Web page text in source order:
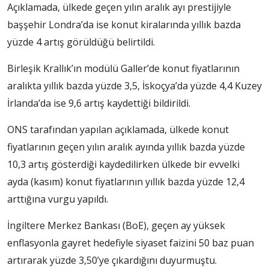
Açıklamada, ülkede geçen yılın aralık ayı prestijiyle
başşehir Londra’da ise konut kiralarında yıllık bazda
yüzde 4 artış görüldüğü belirtildi.
Birleşik Krallık’ın modülü Galler’de konut fiyatlarının
aralıkta yıllık bazda yüzde 3,5, İskoçya’da yüzde 4,4 Kuzey
İrlanda’da ise 9,6 artış kaydettiği bildirildi.
ONS tarafından yapılan açıklamada, ülkede konut
fiyatlarının geçen yılın aralık ayında yıllık bazda yüzde
10,3 artış gösterdiği kaydedilirken ülkede bir evvelki
ayda (kasım) konut fiyatlarının yıllık bazda yüzde 12,4
arttığına vurgu yapıldı.
İngiltere Merkez Bankası (BoE), geçen ay yüksek
enflasyonla gayret hedefiyle siyaset faizini 50 baz puan
artırarak yüzde 3,50’ye çıkardığını duyurmuştu.